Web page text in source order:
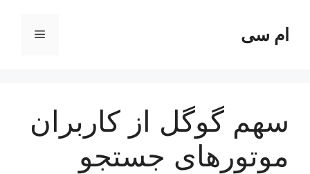
محتواام سی فهرست
سهم گوگل از کاربران
موتور‌‌های جستجو